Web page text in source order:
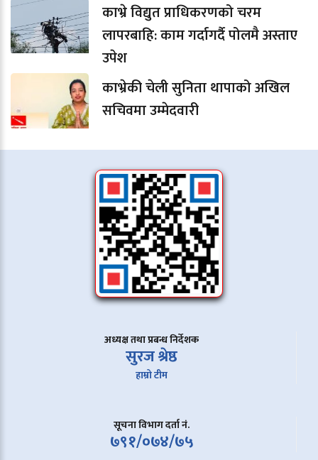
काभ्रे विद्युत प्राधिकरणको चरम
लापरबाहि: काम गर्दागर्दै पोलमै अस्ताए
उपेश
काभ्रेकी चेली सुनिता थापाको अखिल
सचिवमा उम्मेदवारी
अध्यक्ष तथा प्रबन्ध निर्देशक
सुरज श्रेष्ठ
हाम्रो टीम
सूचना विभाग दर्ता नं.
७९१/०७४/७५